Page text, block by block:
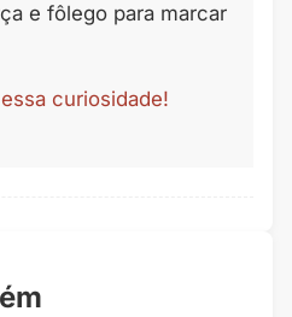
e fôlego para marcar
curiosidade!